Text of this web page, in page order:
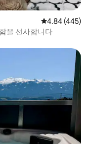
평점 4.84점(5
4.84 (445)
을 선사합니다